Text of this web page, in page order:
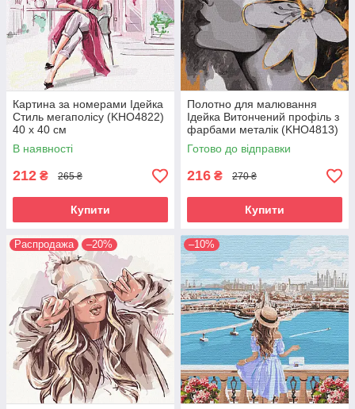
Картина за номерами Ідейка
Стиль мегаполісу (KHO4822)
40 х 40 см
В наявності
212 ₴ 265 ₴
Купити
Полотно для малювання
Ідейка Витончений профіль з
фарбами металiк (KHO4813)
40 х 40 см
Готово до відправки
216 ₴ 270 ₴
Купити
Распродажа –20% –10%